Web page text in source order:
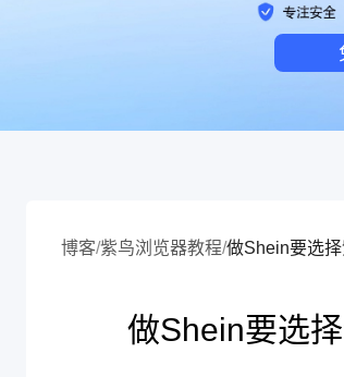
博客/紫鸟浏览器教程/
做Shein要选